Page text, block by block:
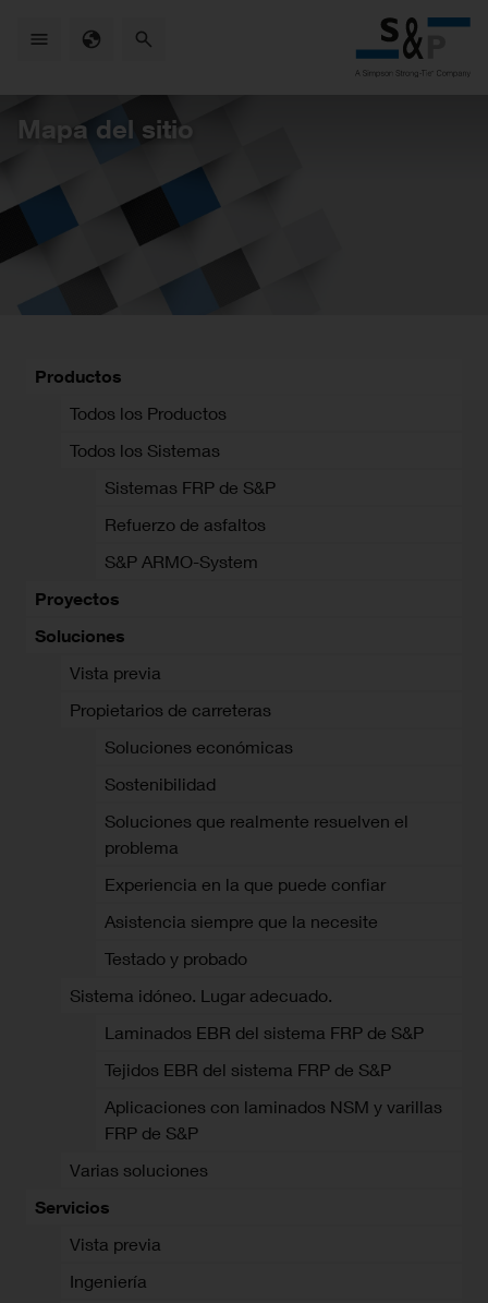
content
Mapa del sitio
Productos
Todos los Productos
Todos los Sistemas
Sistemas FRP de S&P
Refuerzo de asfaltos
S&P ARMO-System
Proyectos
Soluciones
Vista previa
Propietarios de carreteras
Soluciones económicas
Sostenibilidad
Soluciones que realmente resuelven el
problema
Experiencia en la que puede confiar
Asistencia siempre que la necesite
Testado y probado
Sistema idóneo. Lugar adecuado.
Laminados EBR del sistema FRP de S&P
Tejidos EBR del sistema FRP de S&P
Aplicaciones con laminados NSM y varillas
FRP de S&P
Varias soluciones
Servicios
Vista previa
Ingeniería